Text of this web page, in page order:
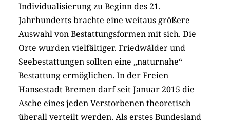
Individualisierung zu Beginn des 21.
Jahrhunderts brachte eine weitaus größere
Auswahl von Bestattungsformen mit sich. Die
Orte wurden vielfältiger. Friedwälder und
Seebestattungen sollten eine „naturnahe“
Bestattung ermöglichen. In der Freien
Hansestadt Bremen darf seit Januar 2015 die
Asche eines jeden Verstorbenen theoretisch
überall verteilt werden. Als erstes Bundesland